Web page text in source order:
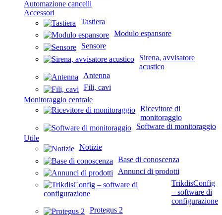
Automazione cancelli
Accessori
Tastiera
Modulo espansore
Sensore
Sirena, avvisatore
acustico
Antenna
Fili, cavi
Monitoraggio centrale
Ricevitore di
monitoraggio
Software di monitoraggio
Utile
Notizie
Base di conoscenza
Annunci di prodotti
TrikdisConfig
– software di
configurazione
Protegus 2